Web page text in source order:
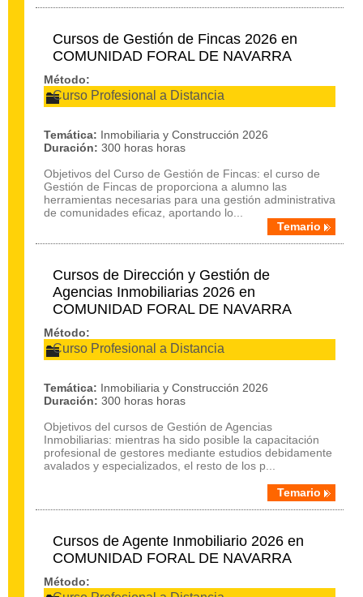
Cursos de Gestión de Fincas 2026 en
COMUNIDAD FORAL DE NAVARRA
Método:
Curso Profesional a Distancia
Temática: Inmobiliaria y Construcción 2026
Duración: 300 horas horas
Objetivos del Curso de Gestión de Fincas: el curso de
Gestión de Fincas de proporciona a alumno las
herramientas necesarias para una gestión administrativa
de comunidades eficaz, aportando lo...
Temario
Cursos de Dirección y Gestión de
Agencias Inmobiliarias 2026 en
COMUNIDAD FORAL DE NAVARRA
Método:
Curso Profesional a Distancia
Temática: Inmobiliaria y Construcción 2026
Duración: 300 horas horas
Objetivos del cursos de Gestión de Agencias
Inmobiliarias: mientras ha sido posible la capacitación
profesional de gestores mediante estudios debidamente
avalados y especializados, el resto de los p...
Temario
Cursos de Agente Inmobiliario 2026 en
COMUNIDAD FORAL DE NAVARRA
Método: